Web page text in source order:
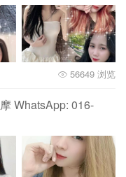
56649 浏览
WhatsApp: 016-